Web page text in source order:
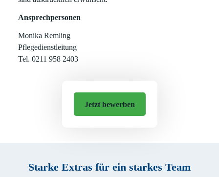
Ansprechpersonen
Monika Remling
Pflegedienstleitung
Tel. 0211 958 2403
Jetzt bewerben
Starke Extras für ein starkes Team